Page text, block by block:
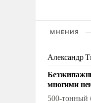
МНЕНИЯ
Александр
многими
500-тонный